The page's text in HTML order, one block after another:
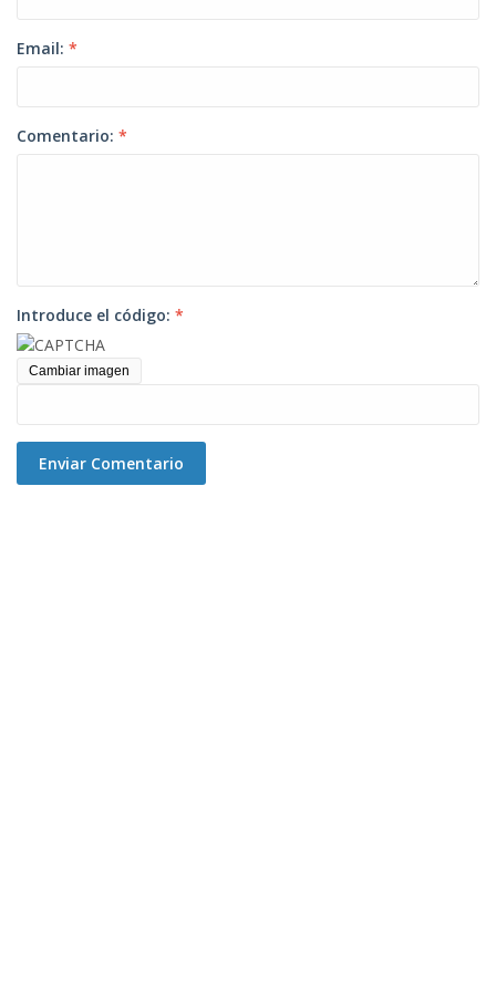
Email: *
Comentario: *
Introduce el código: *
Cambiar imagen
Enviar Comentario